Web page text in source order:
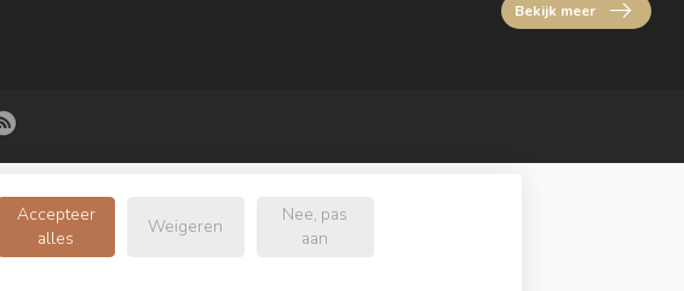
Bekijk meer
Accepteer
alles
Weigeren
Nee, pas
aan